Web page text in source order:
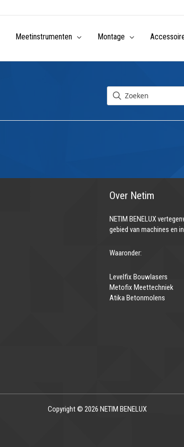
Meetinstrumenten Montage
Over Netim
NETIM BENELUX
gebied van machines en
Waaronder:
Levelfix Bouwlasers
Metofix Meettechniek
Atika Betonmolens
Copyright © 2026 NETIM BENELUX